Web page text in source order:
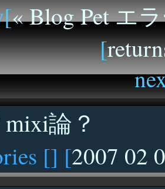
« Blog Pet エ
[
論？
[] [2007 02